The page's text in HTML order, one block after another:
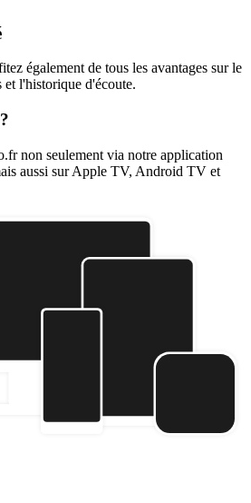
également de tous les avantages sur le
l'historique d'écoute.
non seulement via notre application
aussi sur Apple TV, Android TV et